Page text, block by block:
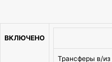
ВКЛЮЧЕНО
Трансферы в/из